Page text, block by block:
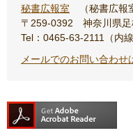
秘書広報室
秘書広報
〒259-0392
神奈川県
Tel：0465-63-2111（内線
メールでのお問い合わせ